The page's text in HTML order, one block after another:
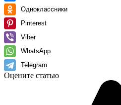
Одноклассники
Pinterest
Viber
WhatsApp
Telegram
Оцените статью